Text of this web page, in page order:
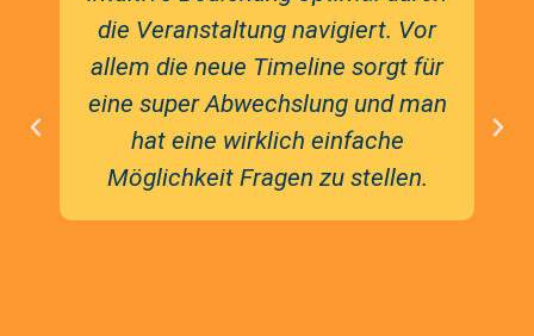
die Veranstaltung navigiert. Vor
allem die neue Timeline sorgt für
eine super Abwechslung und man
hat eine wirklich einfache
Möglichkeit Fragen zu stellen.